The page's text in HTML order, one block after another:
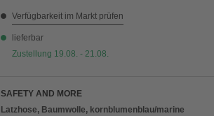
Verfügbarkeit im Markt prüfen
lieferbar
Zustellung 19.08. - 21.08.
SAFETY AND MORE
Latzhose, Baumwolle, kornblumenblau/marine